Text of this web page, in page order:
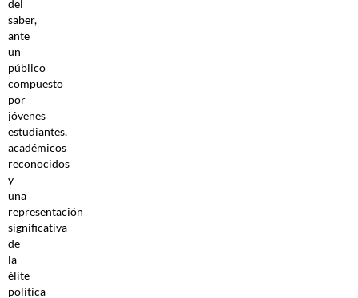
del
saber,
ante
un
público
compuesto
por
jóvenes
estudiantes,
académicos
reconocidos
y
una
representación
significativa
de
la
élite
política